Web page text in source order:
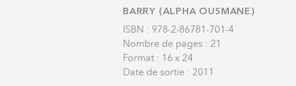
BARRY (ALPHA OUSMANE)
ISBN : 978-2-86781-701-4
Nombre de pages : 21
Format : 16 x 24
Date de sortie : 2011